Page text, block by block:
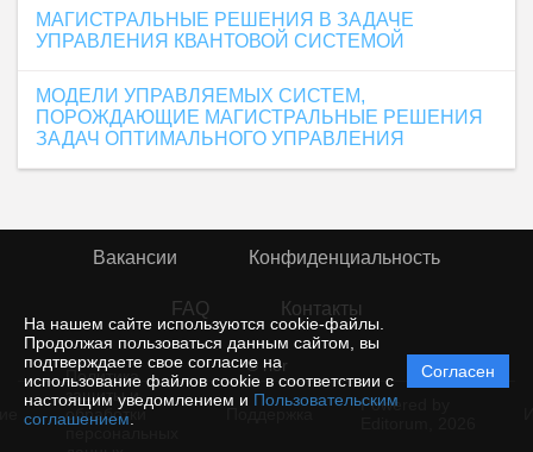
На нашем сайте используются cookie-файлы.
Продолжая пользоваться данным сайтом, вы
подтверждаете свое согласие на
использование файлов cookie в соответствии с
настоящим уведомлением и Пользовательским
соглашением
Согласен
МАГИСТРАЛЬНЫЕ РЕШЕНИЯ В ЗАДАЧЕ
УПРАВЛЕНИЯ КВАНТОВОЙ СИСТЕМОЙ
МОДЕЛИ УПРАВЛЯЕМЫХ СИСТЕМ,
ПОРОЖДАЮЩИЕ МАГИСТРАЛЬНЫЕ РЕШЕНИЯ
ЗАДАЧ ОПТИМАЛЬНОГО УПРАВЛЕНИЯ
Вакансии Конфиденциальность
FAQ Контакты
© rior
Политика
защиты и
обработки
Powered by